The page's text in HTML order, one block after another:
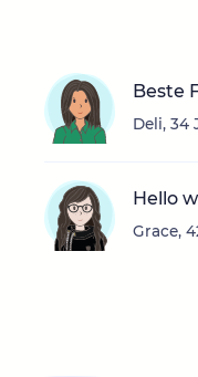
Beste
Deli, 34
Hello
Grace,